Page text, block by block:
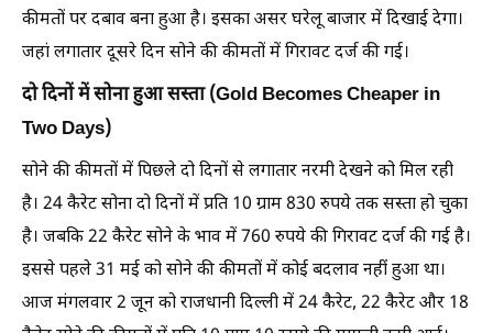
कीमतों पर दबाव बना हुआ है। इसका असर घरेलू बाजार में दिखाई देगा।
जहां लगातार दूसरे दिन सोने की कीमतों में गिरावट दर्ज की गई।
दो दिनों में सोना हुआ सस्ता (Gold Becomes Cheaper in
Two Days)
सोने की कीमतों में पिछले दो दिनों से लगातार नरमी देखने को मिल रही
है। 24 कैरेट सोना दो दिनों में प्रति 10 ग्राम 830 रुपये तक सस्ता हो चुका
है। जबकि 22 कैरेट सोने के भाव में 760 रुपये की गिरावट दर्ज की गई है।
इससे पहले 31 मई को सोने की कीमतों में कोई बदलाव नहीं हुआ था।
आज मंगलवार 2 जून को राजधानी दिल्ली में 24 कैरेट, 22 कैरेट और 18